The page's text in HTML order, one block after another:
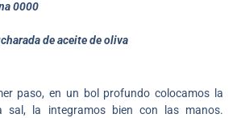
0000
de aceite de oliva
paso, en un bol profundo colocamos la
sal, la integramos bien con las manos.